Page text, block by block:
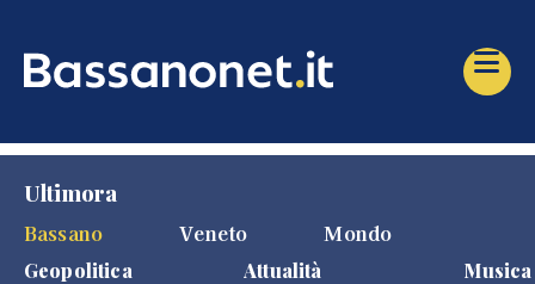
Ultimora
Bassano
Veneto Mondo
Geopolitica Attualità Musica